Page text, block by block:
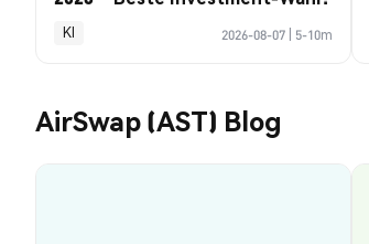
KI 2026-08-07 5-10m
AirSwap (AST) Blog